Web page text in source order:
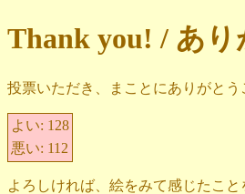
Thank you! / あ
投票いただき、まことにありがとう
よい: 128
悪い: 112
よろしければ、絵をみて感じたこ